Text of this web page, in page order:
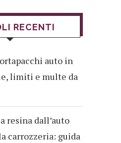
RECENTI
auto in
limiti e multe da
resina dall’auto
carrozzeria: guida